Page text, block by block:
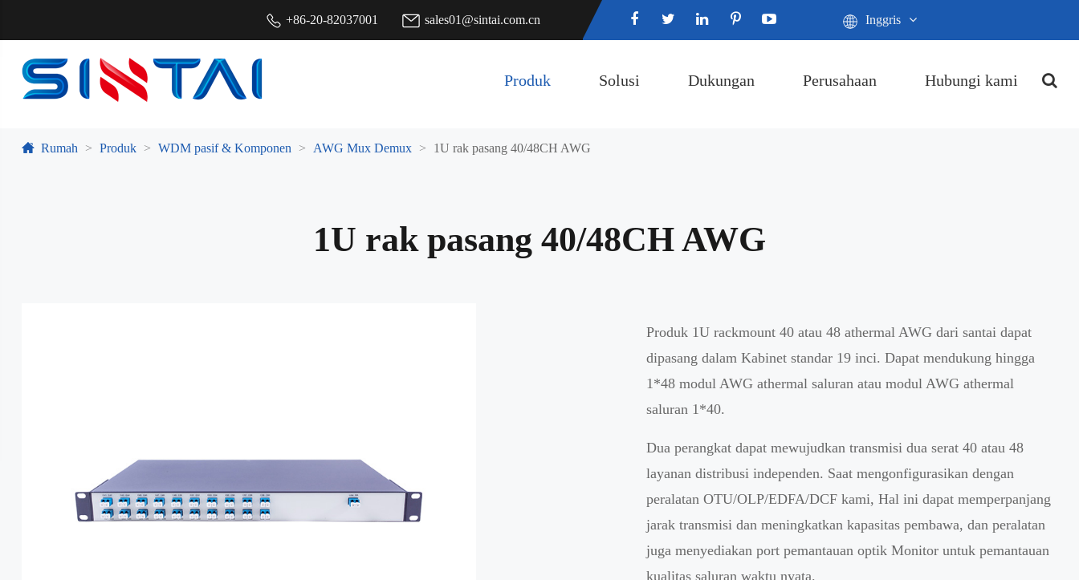
+86-20-82037001 sales01@sintai.com.cn Inggris
Produk Solusi Dukungan Perusahaan Hubungi kami
Rumah Produk WDM pasif & Komponen AWG Mux Demux 1U rak pasang 40/48CH AWG
1U rak pasang 40/48CH AWG
Produk 1U rackmount 40 atau 48 athermal AWG dari santai dapat
dipasang dalam Kabinet standar 19 inci. Dapat mendukung hingga
1*48 modul AWG athermal saluran atau modul AWG athermal
saluran 1*40.
Dua perangkat dapat mewujudkan transmisi dua serat 40 atau 48
layanan distribusi independen. Saat mengonfigurasikan dengan
peralatan OTU/OLP/EDFA/DCF kami, Hal ini dapat memperpanjang
jarak transmisi dan meningkatkan kapasitas pembawa, dan peralatan
juga menyediakan port pemantauan optik Monitor untuk pemantauan
kualitas saluran waktu nyata.